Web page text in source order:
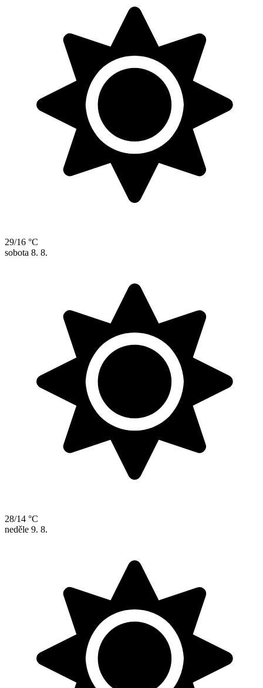
29/16 °C
sobota 8. 8.
28/14 °C
neděle 9. 8.